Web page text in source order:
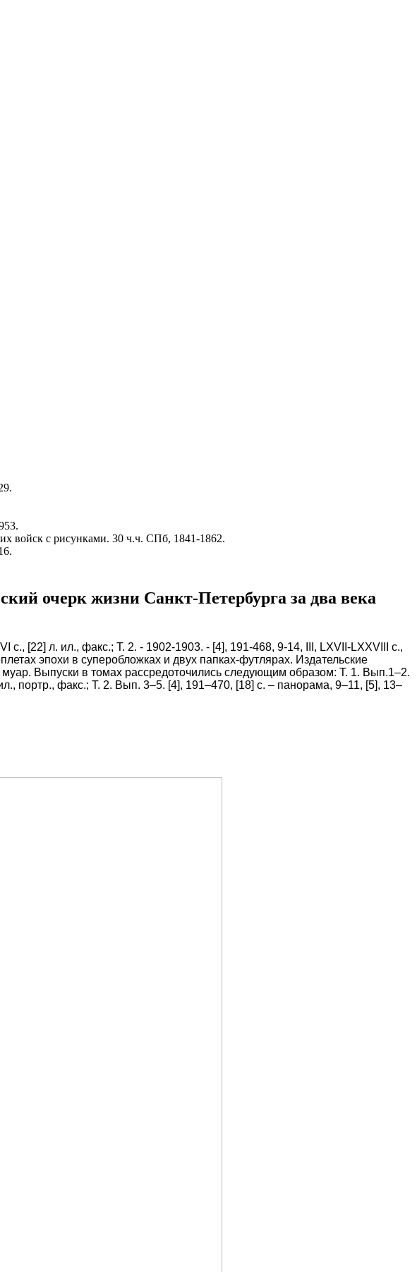
войск с рисунками. 30 ч.ч. СПб, 1841-1862.
очерк жизни Санкт-Петербурга за два века
[22] л. ил., факс.; Т. 2. - 1902-1903. - [4], 191-468, 9-14, III, LXVII-LXXVIII c.,
эпохи в суперобложках и двух папках-футлярах. Издательские
Выпуски в томах рассредоточились следующим образом: Т. 1. Вып.1–2.
портр., факс.; Т. 2. Вып. 3–5. [4], 191–470, [18] с. – панорама, 9–11, [5], 13–